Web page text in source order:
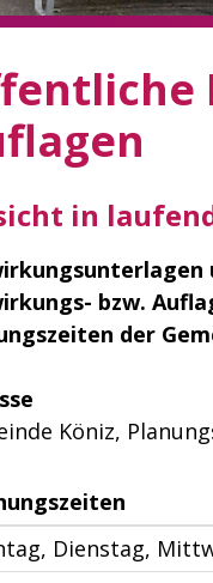
in
bzw.
der
Köniz,
Dienstag,